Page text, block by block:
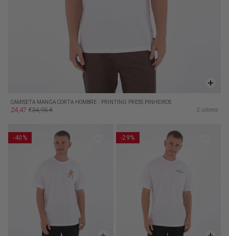
CAMISETA MANGA CORTA HOMBRE - PRINTING PRESS PINHEIROS
Precio de oferta
24,47 €Precio habitual
34,95 € 2 colores
-40% -29%